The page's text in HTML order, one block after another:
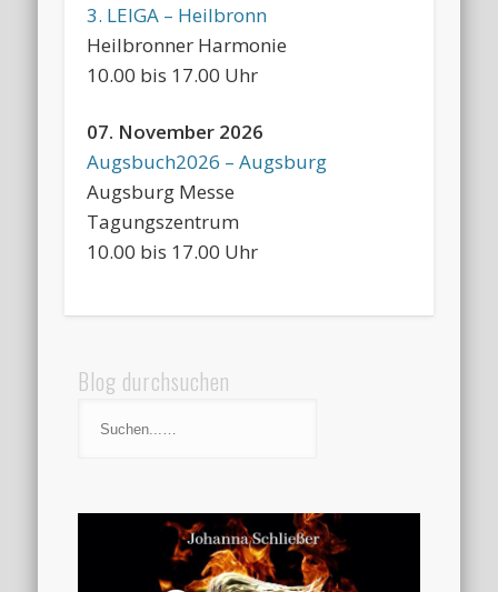
3. LEIGA – Heilbronn
Heilbronner Harmonie
10.00 bis 17.00 Uhr
07. November 2026
Augsbuch2026 – Augsburg
Augsburg Messe
Tagungszentrum
10.00 bis 17.00 Uhr
Blog durchsuchen